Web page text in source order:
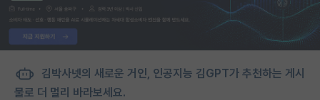
김박사넷의 새로운 거인, 인공지능 김GPT가 추천하는 게시
물로 더 멀리 바라보세요.